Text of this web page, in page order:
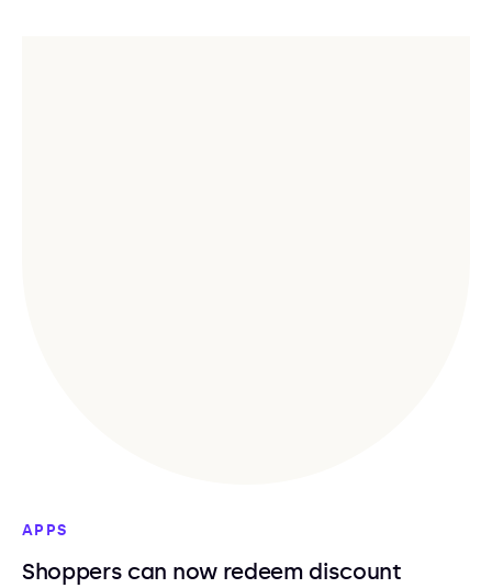
APPS
Shoppers can now redeem discount